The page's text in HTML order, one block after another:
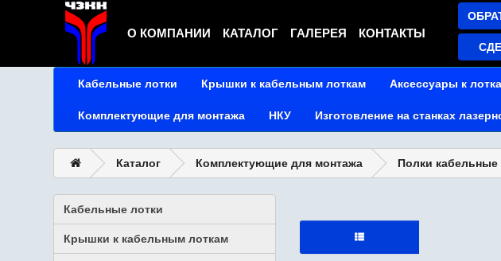
О КОМПАНИИ КАТАЛОГ ГАЛЕРЕЯ КОНТАКТЫ
Кабельные лотки Крышки к кабельным лоткам Аксессуары к
Комплектующие для монтажа НКУ Изготовление на станках
Каталог Комплектующие для монтажа Полки кабельные
Кабельные лотки
Крышки к кабельным лоткам